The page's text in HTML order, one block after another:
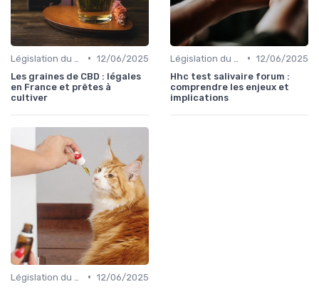
• 12/06/2025
Les graines de CBD : légales
en France et prêtes à
cultiver
• 12/06/2025
Hhc test salivaire forum :
comprendre les enjeux et
implications
• 12/06/2025